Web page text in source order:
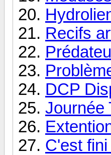
Recifs
DCP
Journée
C'est